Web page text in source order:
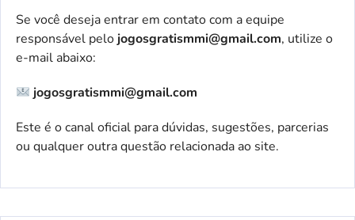
Se você deseja entrar em contato com a equipe
responsável pelojogosgratismmi@gmail.com, utilize o
e-mail abaixo:
jogosgratismmi@gmail.com
Este é o canal oficial para dúvidas, sugestões, parcerias
ou qualquer outra questão relacionada ao site.